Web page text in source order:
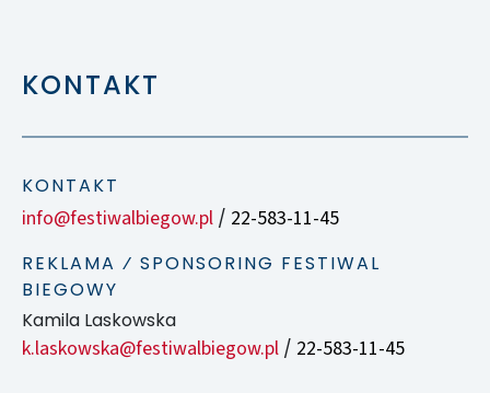
KONTAKT
KONTAKT
info@festiwalbiegow.pl / 22-583-11-45
REKLAMA ⁄ SPONSORING FESTIWAL
BIEGOWY
Kamila Laskowska
k.laskowska@festiwalbiegow.pl / 22-583-11-45